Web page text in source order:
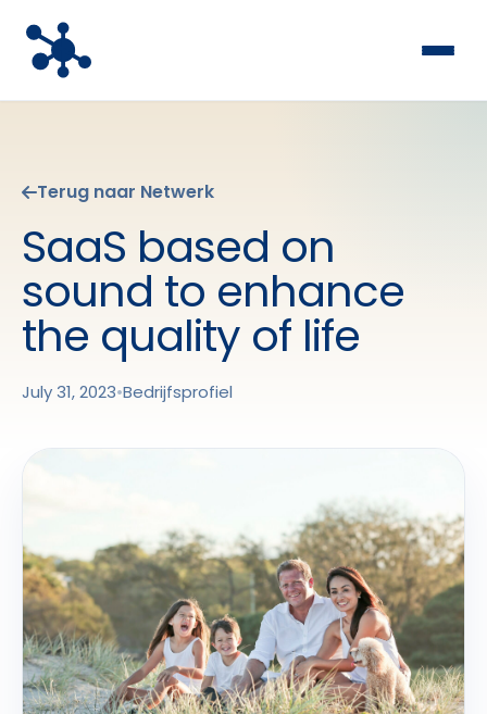
Terug naar Netwerk
SaaS based on
sound to enhance
the quality of life
July 31, 2023•Bedrijfsprofiel